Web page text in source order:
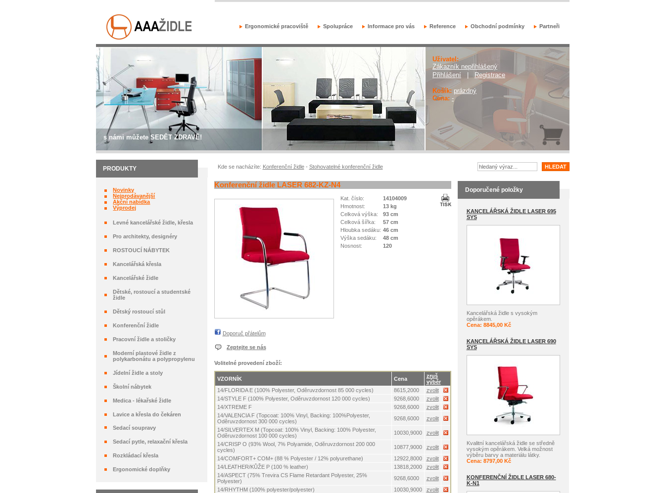
Ergonomické pracoviště Spolupráce Informace pro vás Reference Obchodní podmínky Partneři
s námi můžete SEDĚT ZDRAVĚ!
Uživatel:
Zákazník nepřihlášený
Přihlášení
Registrace
Košík: prázdný
Cena: -
PRODUKTY
Novinky
Nejprodávanější
Akční nabídka
Výprodej
Levné kancelářské židle, křesla
Pro architekty, designéry
ROSTOUCÍ NÁBYTEK
Kancelářská křesla
Kancelářské židle
Dětské, rostoucí a studentské
židle
Dětský rostoucí stůl
Konferenční židle
Pracovní židle a stoličky
Moderní plastové židle z
polykarbonátu a polypropylenu
Jídelní židle a stoly
Školní nábytek
Medica - lékařské židle
Lavice a křesla do čekáren
Sedací soupravy
Sedací pytle, relaxační křesla
Rozkládací křesla
Ergonomické doplňky
Kde se nacházíte: Konferenční židle- Stohovatelné konferenční židle
Konferenční židle LASER 682-KZ-N4
Kat. číslo:
14104009
Hmotnost:
13 kg
Celková výška:
93 cm
Celková šířka:
57 cm
Hloubka sedáku: 46 cm
Výška sedáku:
48 cm
Nosnost:
120
Doporuč přátelům
Zeptejte se nás
Volitelné provedení zboží:
VZORNÍK Cena
zruš
výběr
14/FLORIDA E (100% Polyester, Oděruvzdornost 85 000 cycles)
8615,2000
zvolit
14/STYLE F (100% Polyester, Oděruvzdornost 120 000 cycles)
9268,6000
zvolit
14/XTREME F
9268,6000
zvolit
14/VALENCIA F (Topcoat: 100% Vinyl, Backing: 100%Polyester,
Oděruvzdornost 300 000 cycles)
9268,6000
zvolit
14/SILVERTEX M (Topcoat: 100% Vinyl, Backing: 100% Polyester,
Oděruvzdornost 100 000 cycles)
10030,9000
zvolit
14/CRISP O (93% Wool, 7% Polyamide, Oděruvzdornost 200 000
cycles)
10877,9000
zvolit
14/COMFORT+ COM+ (88 % Polyester / 12% polyurethane)
12922,8000
zvolit
14/LEATHER/KŮŽE P (100 % leather)
13818,2000
zvolit
14/ASPECT (75% Trevira CS Flame Retardant Polyester, 25%
Polyester)
9268,6000
zvolit
14/RHYTHM (100% polyester/polyester)
10030,9000
zvolit
Doporučené položky
KANCELÁŘSKÁ ŽIDLE LASER 695
SYS
Kancelářská židle s vysokým
opěrákem.
Cena: 8845,00 Kč
KANCELÁŘSKÁ ŽIDLE LASER 690
SYS
Kvalitní kancelářská židle se středně
vysokým opěrákem. Velká možnost
výběru barvy a materiálu látky.
Cena: 8797,00 Kč
KONFERENČNÍ ŽIDLE LASER 680-
K-N1